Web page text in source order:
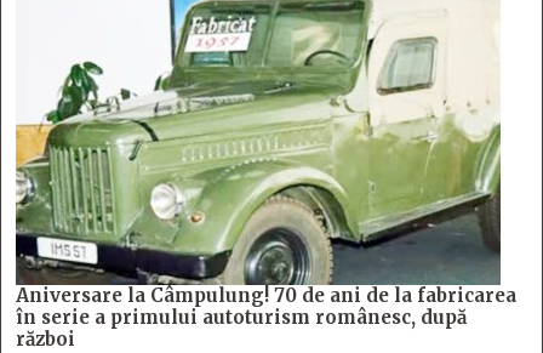
Aniversare la Câmpulung! 70 de ani de la fabricarea
în serie a primului autoturism românesc, după
război